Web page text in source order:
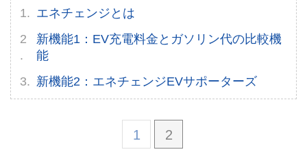
広告掲載について
エネチェンジとは
新機能1：EV充電料金とガソリン代の比較機
能
新機能2：エネチェンジEVサポーターズ
1 2